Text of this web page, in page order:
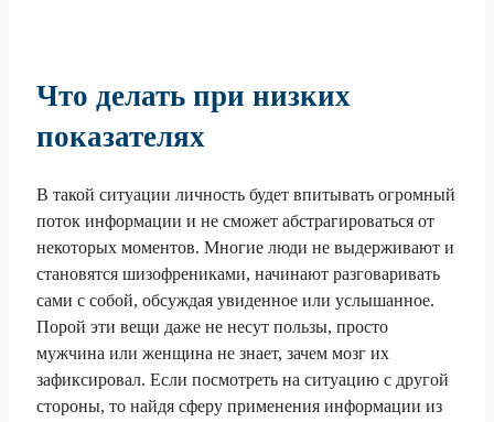
Что делать при низких
показателях
В такой ситуации личность будет впитывать огромный
поток информации и не сможет абстрагироваться от
некоторых моментов. Многие люди не выдерживают и
становятся шизофрениками, начинают разговаривать
сами с собой, обсуждая увиденное или услышанное.
Порой эти вещи даже не несут пользы, просто
мужчина или женщина не знает, зачем мозг их
зафиксировал. Если посмотреть на ситуацию с другой
стороны, то найдя сферу применения информации из